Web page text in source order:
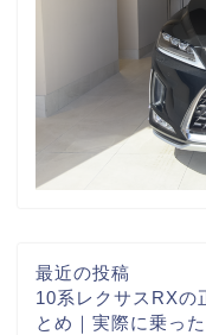
最近の投稿
10系レクサスRXの
とめ｜実際に乗っ